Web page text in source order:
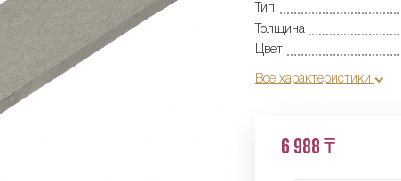
Тип
Толщина
Цвет
Все характеристики
6 988 ₸